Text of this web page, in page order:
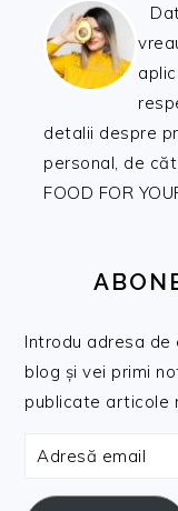
detalii despre
personal, de
FOOD FOR
Introdu adresa
blog și vei primi
publicate articole
Adresă